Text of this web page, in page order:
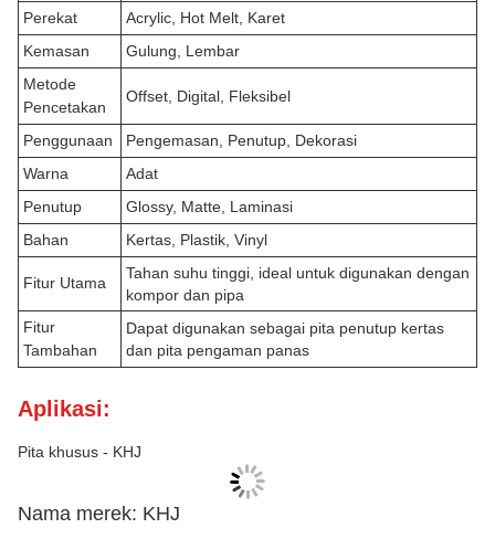
Perekat
Acrylic, Hot Melt, Karet
Kemasan
Gulung, Lembar
Metode
Pencetakan
Offset, Digital, Fleksibel
Penggunaan
Pengemasan, Penutup, Dekorasi
Warna
Adat
Penutup
Glossy, Matte, Laminasi
Bahan
Kertas, Plastik, Vinyl
Fitur Utama
Tahan suhu tinggi, ideal untuk digunakan dengan
kompor dan pipa
Fitur
Tambahan
Dapat digunakan sebagai pita penutup kertas
dan pita pengaman panas
Aplikasi:
Pita khusus - KHJ
Nama merek: KHJ